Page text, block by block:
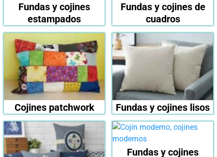
Fundas y cojines
estampados
Fundas y cojines de
cuadros
Cojines patchwork Fundas y cojines lisos
Fundas y cojines